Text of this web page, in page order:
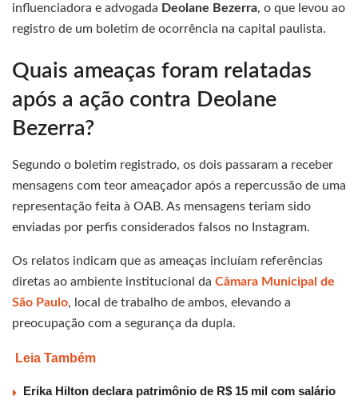
influenciadora e advogada Deolane Bezerra, o que levou ao
registro de um boletim de ocorrência na capital paulista.
Quais ameaças foram relatadas
após a ação contra Deolane
Bezerra?
Segundo o boletim registrado, os dois passaram a receber
mensagens com teor ameaçador após a repercussão de uma
representação feita à OAB. As mensagens teriam sido
enviadas por perfis considerados falsos no Instagram.
Os relatos indicam que as ameaças incluíam referências
diretas ao ambiente institucional da Câmara Municipal de
São Paulo, local de trabalho de ambos, elevando a
preocupação com a segurança da dupla.
Leia Também
Erika Hilton declara patrimônio de R$ 15 mil com salário